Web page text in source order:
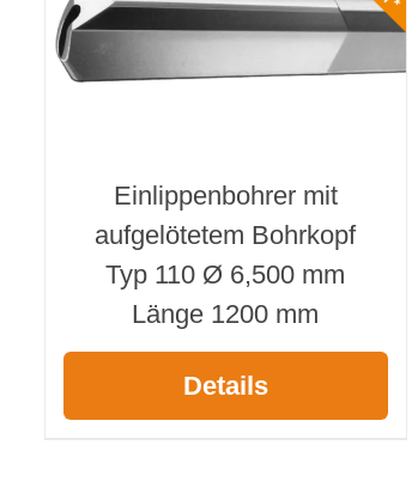
Einlippenbohrer mit
aufgelötetem Bohrkopf
Typ 110 Ø 6,500 mm
Länge 1200 mm
Details